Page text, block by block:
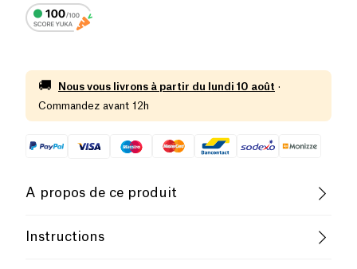
🚚 Nous vous livrons à partir du lundi 10 août ·
Commandez avant 12h
A propos de ce produit
Vegan
Instructions